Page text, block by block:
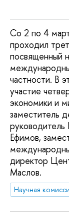
Со 2 по 4
проходил
посвященный
частности. В
участие
экономики и
заместитель
Ефимов,
директор
Маслов.